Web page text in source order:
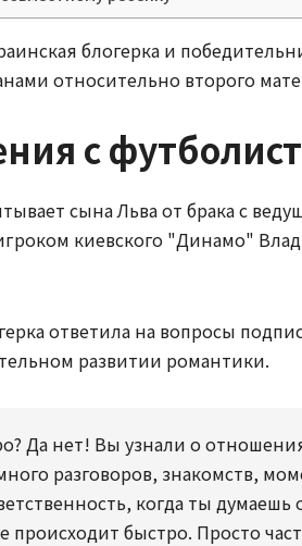
блогерка и
относительно второго
с
сына Льва от брака с
киевского "Динамо"
ответила на вопросы
развитии романтики.
Да нет! Вы узнали о
разговоров, знакомств,
когда ты
происходит быстро. Просто